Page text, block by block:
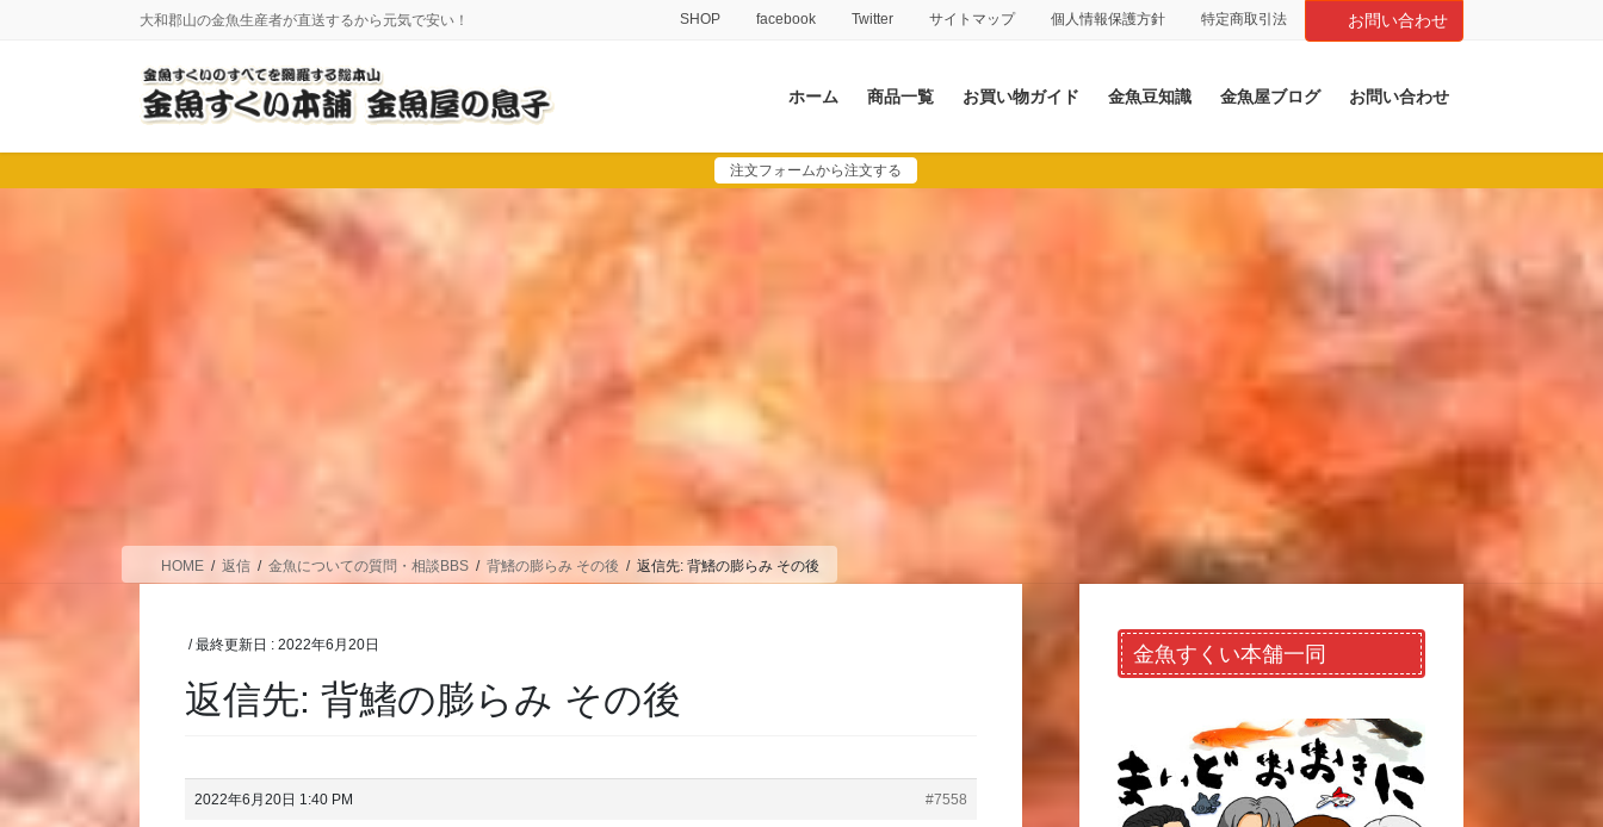
に
移
ョ
ン
大和郡山の金魚生産者が直送するから元気で安い！ SHOP facebook Twitter サイトマップ 個人情報保護方針 特定商取引法 お問い合わせ
ホーム 商品一覧 お買い物ガイド 金魚豆知識 金魚屋ブログ お問い合わせ
注文フォームから注文する
HOME 返信 金魚についての質問・相談BBS 背鰭の膨らみ その後 返信先: 背鰭の膨らみ その後
/ 最終更新日 :2022年6月20日
返信先: 背鰭の膨らみ その後
2022年6月20日 1:40 PM #7558
金魚すくい本舗一同